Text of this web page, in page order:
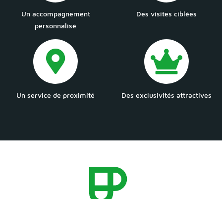
Un accompagnement
personnalisé
Des visites ciblées
Un service de proximité Des exclusivités attractives